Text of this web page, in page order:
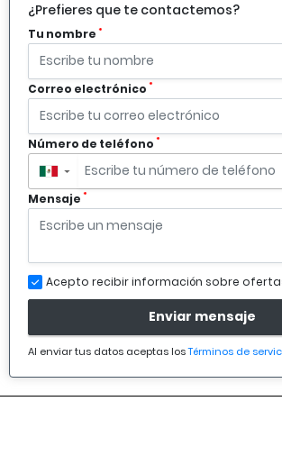
¿Prefieres que te contactemos?
Tu nombre *
Correo electrónico *
Número de teléfono *
▼
Mensaje *
Acepto recibir información sobre
Enviar mensaje
Al enviar tus datos aceptas losTérminos de